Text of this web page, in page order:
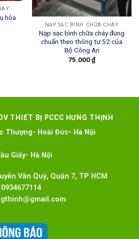
hỏa
NẠP SẠC BÌNH CHỮA CHÁY
Nạp sạc bình chữa cháy đúng
chuẩn theo thông tư 52 của
Bộ Công An
75.000₫
THIẾT BỊ PCCC HƯNG THỊNH
Thượng- Hoài Đức- Hà Nội
Giấy- Hà Nội
Văn Quỳ, Quận 7, TP HCM